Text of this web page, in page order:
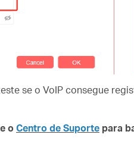
se o VoIP consegue
o Centro de Suporte para